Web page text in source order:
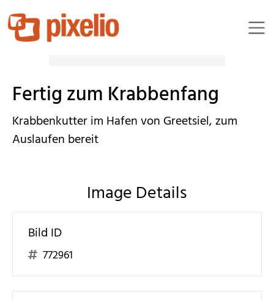
chryvette
Fertig zum Krabbenfang
Krabbenkutter im Hafen von Greetsiel, zum
Auslaufen bereit
Image Details
Bild ID
772961